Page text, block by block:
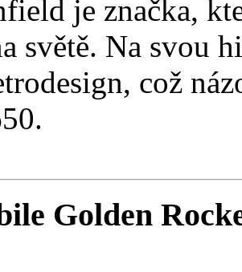
je značka,
světě. Na svou
což
Golden